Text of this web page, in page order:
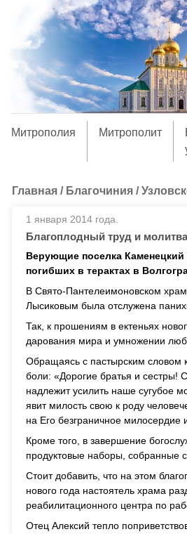
Митрополия Митрополит
Главная / Благочиния /
1 января 2014 года.
Благоплодный труд и молитва
Верующие поселка Каменецкий
погибших в терактах в
В Свято-Пантелеимоновском
Лысиковым была отслужена
Так, к прошениям в ектеньях
дарования мира и умножении
Обращаясь с пастырским словом
боли: «Дорогие братья и сестры!
надлежит усилить наше сугубое
явит милость свою к роду
на Его безграничное
Кроме того, в завершение
продуктовые наборы, собранные
Стоит добавить, что на этом
нового года настоятель храма
реабилитационного центра по
Отец Алексий тепло